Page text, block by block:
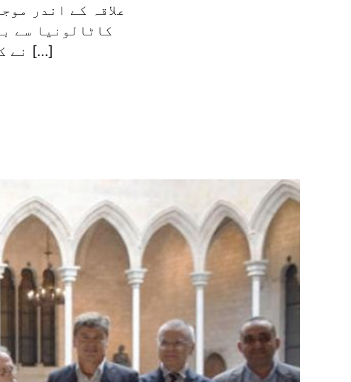
علاقہ کے اندر
کاٹالونیا سے
نے کل کمپنیوں کے ہیڈکوارٹر کو تبدیل کرنے کے طریقۂ کار […]